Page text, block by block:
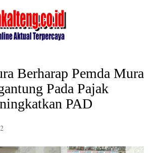
Berharap Pemda Mura
Pada Pajak
PAD